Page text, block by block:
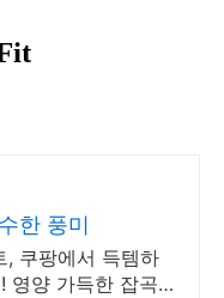
한 풍미
, 쿠팡에서 득템하
영양 가득한 잡곡